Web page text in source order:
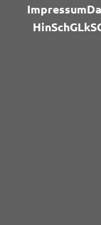
Impressum
HinSchG